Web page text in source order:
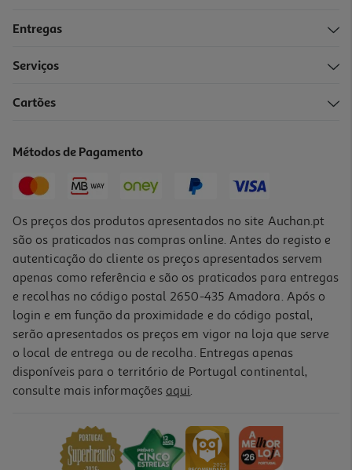
Entregas
Serviços
Cartões
Métodos de Pagamento
Os preços dos produtos apresentados no site Auchan.pt
são os praticados nas compras online. Antes do registo e
autenticação do cliente os preços apresentados servem
apenas como referência e são os praticados para entregas
e recolhas no código postal 2650-435 Amadora. Após o
login e em função da proximidade e do código postal,
serão apresentados os preços em vigor na loja que serve
o local de entrega ou de recolha. Entregas apenas
disponíveis para o território de Portugal continental,
consulte mais informações aqui.